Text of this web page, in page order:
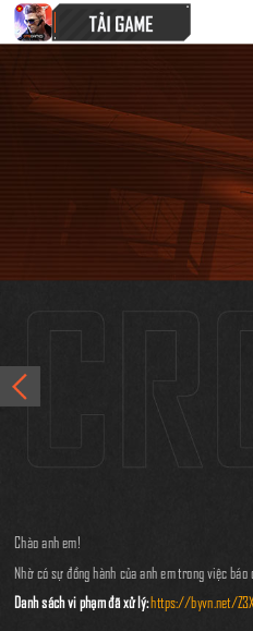
Chào anh em!
Nhờ có sự đồng hành của anh em trong việc
Danh sách vi phạm đã xử lý:https://byvn.net/